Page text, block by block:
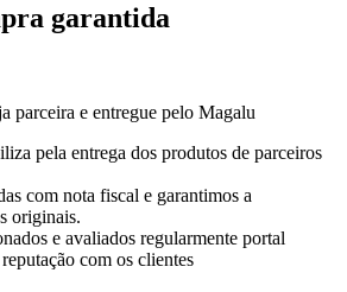
garantida
parceira e entregue pelo Magalu
pela entrega dos produtos de parceiros
com nota fiscal e garantimos a
originais.
e avaliados regularmente portal
com os clientes